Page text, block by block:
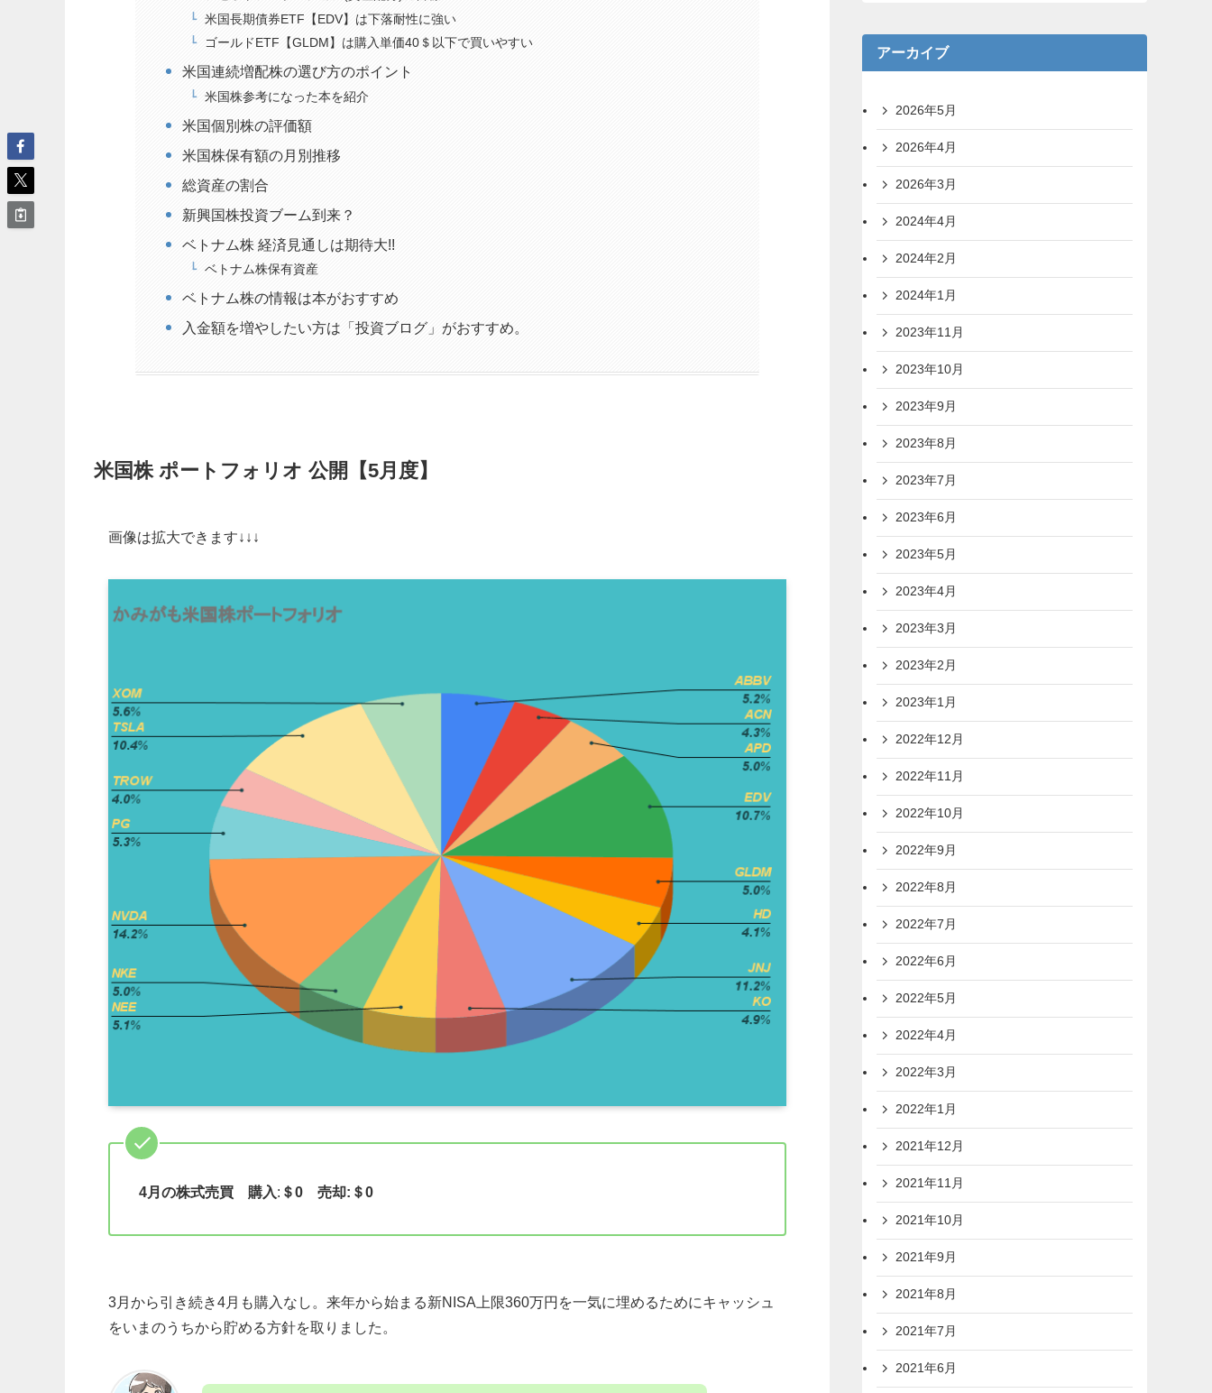
米国長期債券ETF【EDV】は下落耐性に強い
ゴールドETF【GLDM】は購入単価40＄以下で買いやすい
米国連続増配株の選び方のポイント
米国株参考になった本を紹介
米国個別株の評価額
米国株保有額の月別推移
総資産の割合
新興国株投資ブーム到来？
ベトナム株 経済見通しは期待大!!
ベトナム株保有資産
ベトナム株の情報は本がおすすめ
入金額を増やしたい方は「投資ブログ」がおすすめ。
米国株 ポートフォリオ 公開【5月度】
画像は拡大できます↓↓↓
4月の株式売買 購入: ＄0 売却:＄0
3月から引き続き4月も購入なし。来年から始まる新NISA上限360万円を一気に埋めるためにキャッシュ
をいまのうちから貯める方針を取りました。
アーカイブ
2026年5月
2026年4月
2026年3月
2024年4月
2024年2月
2024年1月
2023年11月
2023年10月
2023年9月
2023年8月
2023年7月
2023年6月
2023年5月
2023年4月
2023年3月
2023年2月
2023年1月
2022年12月
2022年11月
2022年10月
2022年9月
2022年8月
2022年7月
2022年6月
2022年5月
2022年4月
2022年3月
2022年1月
2021年12月
2021年11月
2021年10月
2021年9月
2021年8月
2021年7月
2021年6月